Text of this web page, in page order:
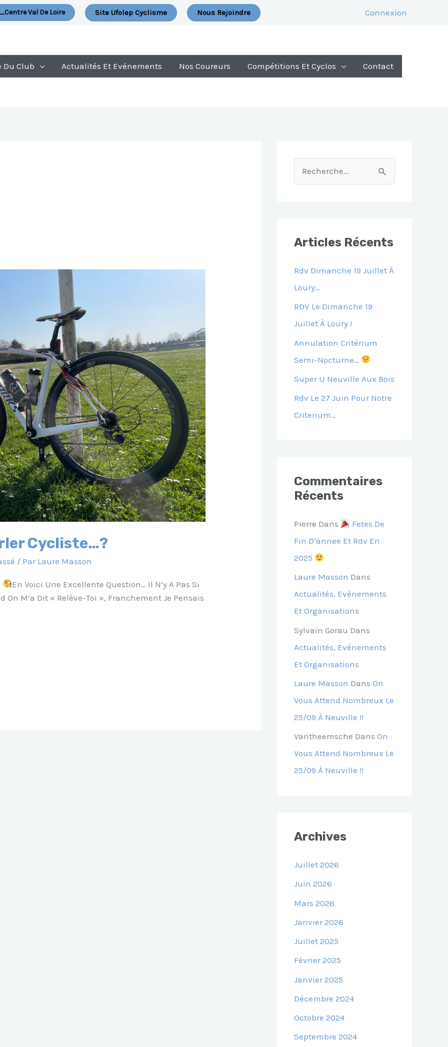
Val De Loire Site Ufolep Cyclisme Nous Rejoindre Connexion
Du Club Actualités Et Evénements Nos Coureurs Compétitions Et Cyclos Contact
Cycliste…?
/ Par Laure Masson
En Voici Une Excellente Question… Il N’y A Pas Si
On M’a Dit « Relève-Toi », Franchement Je Pensais
E
C
H
E
R
Articles Récents
Rdv Dimanche 19 Juillet À
Loury…
RDV Le Dimanche 19
Juillet À Loury !
Annulation Critérium
Semi-Nocturne…
Super U Neuville Aux Bois
Rdv Le 27 Juin Pour Notre
Criterium…
Commentaires
Récents
Pierre Dans
Fetes De
Fin D’annee Et Rdv En
2025
Laure Masson Dans
Actualités, Evénements
Et Organisations
Sylvain Gorau Dans
Actualités, Evénements
Et Organisations
Laure Masson Dans On
Vous Attend Nombreux Le
25/09 À Neuville !!
Vantheemsche Dans On
Vous Attend Nombreux Le
25/09 À Neuville !!
Archives
Juillet 2026
Juin 2026
Mars 2026
Janvier 2026
Juillet 2025
Février 2025
Janvier 2025
Décembre 2024
Octobre 2024
Septembre 2024